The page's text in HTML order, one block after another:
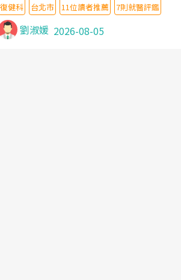
灸及物理徒手治療都沒有用,後來連吃到嗎
類止痛藥都效果有限,只是壓症狀,沒多久就
起來,多年失眠嚴重影響生活品質. 台灣親
復健科 台北市 11位讀者推薦 7則就醫評鑑
劉淑媛 2026-08-05